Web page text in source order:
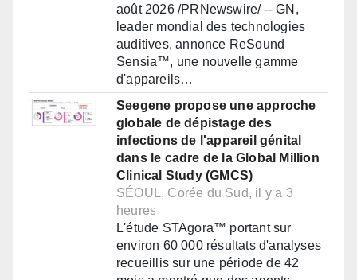
août 2026 /PRNewswire/ -- GN,
leader mondial des technologies
auditives, annonce ReSound
Sensia™, une nouvelle gamme
d'appareils…
Seegene propose une approche
globale de dépistage des
infections de l'appareil génital
dans le cadre de la Global Million
Clinical Study (GMCS)
SÉOUL, Corée du Sud, il y a 3
heures
L'étude STAgora™ portant sur
environ 60 000 résultats d'analyses
recueillis sur une période de 42